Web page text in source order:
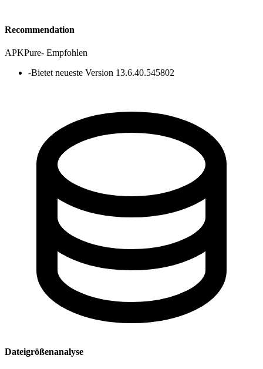
Recommendation
APKPure- Empfohlen
-Bietet neueste Version 13.6.40.545802
Dateigrößenanalyse